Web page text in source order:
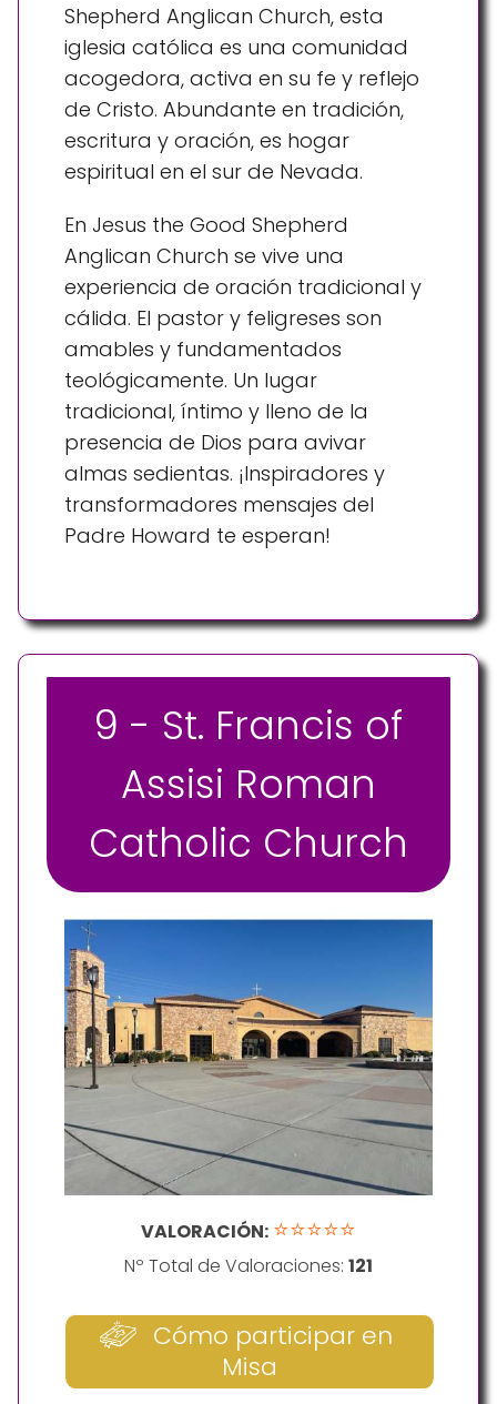
Shepherd Anglican Church, esta
iglesia católica es una comunidad
acogedora, activa en su fe y reflejo
de Cristo. Abundante en tradición,
escritura y oración, es hogar
espiritual en el sur de Nevada.
En Jesus the Good Shepherd
Anglican Church se vive una
experiencia de oración tradicional y
cálida. El pastor y feligreses son
amables y fundamentados
teológicamente. Un lugar
tradicional, íntimo y lleno de la
presencia de Dios para avivar
almas sedientas. ¡Inspiradores y
transformadores mensajes del
Padre Howard te esperan!
9 - St. Francis of
Assisi Roman
Catholic Church
VALORACIÓN: ⭐⭐⭐⭐⭐
Nº Total de Valoraciones: 121
Cómo participar en
Misa